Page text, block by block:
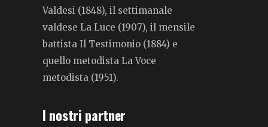
Valdesi (1848), il settimanale
valdese La Luce (1907), il mensile
battista Il Testimonio (1884) e
quello metodista La Voce
metodista (1951).
I nostri partner